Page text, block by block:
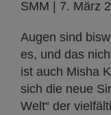
SMM | 7. März
Augen sind
es, und das
ist auch Misha
sich die neue
Welt“ der